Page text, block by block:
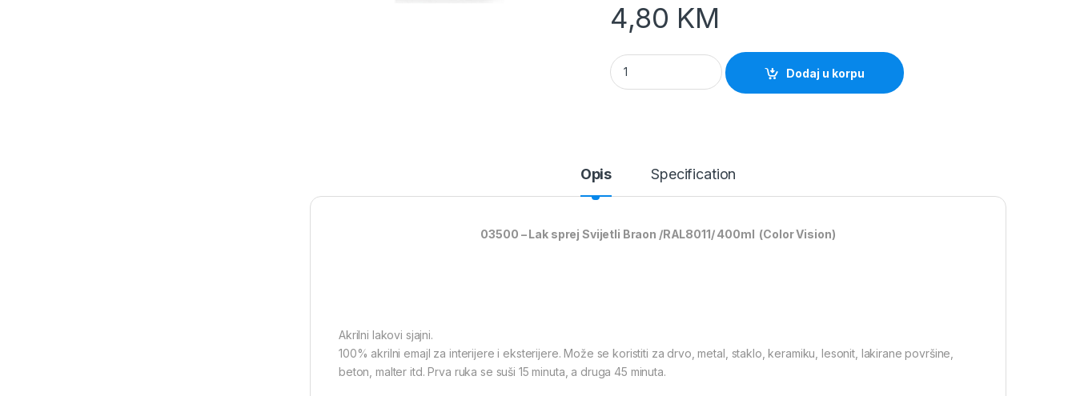
4,80 KM
Lak sprej SVIJETLI BRAON /RAL8011/ 400ml Pantera quantity
Dodaj u korpu
Opis Specification
03500 – Lak sprej Svijetli Braon /RAL8011/ 400ml (Color Vision)
Akrilni lakovi sjajni.
100% akrilni emajl za interijere i eksterijere. Može se koristiti za drvo, metal, staklo, keramiku, lesonit, lakirane površine,
beton, malter itd. Prva ruka se suši 15 minuta, a druga 45 minuta.